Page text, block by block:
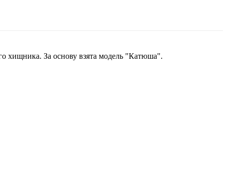
хищника. За основу взята модель "Катюша".